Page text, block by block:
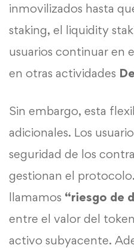
inmovilizados hasta
staking, el liquidity
usuarios continuar en
en otras actividades
Sin embargo, esta
adicionales. Los
seguridad de los
gestionan el
llamamos “riesgo de
entre el valor del
activo subyacente.